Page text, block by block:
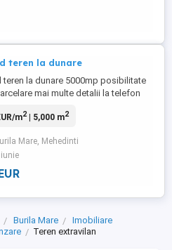
teren la dunare
teren la dunare 5000mp posibilitate
mai multe detalii la telefon
m2| 5,000 m2
Mare, Mehedinti
Burila Mare
Imobiliare
Teren extravilan